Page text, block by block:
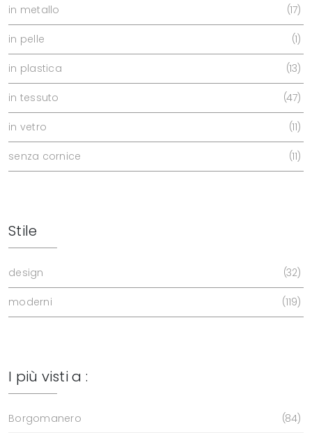
in metallo 17
in pelle 1
in plastica 13
in tessuto 47
in vetro 11
senza cornice 11
Stile
design 32
moderni 119
I più visti a :
Borgomanero 84